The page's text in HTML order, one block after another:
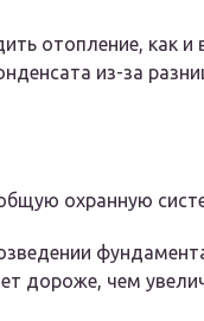
отопление, как
из-за
охранную
дороже, чем